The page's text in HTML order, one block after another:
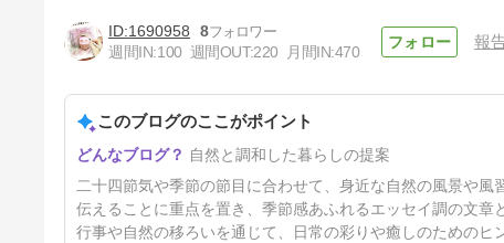
「清明」2026.を迎え
4ヶ月前
1690958
8
週間IN:100 週間OUT:220 月間IN:470
報
このブログのここがポイント
自然と調和した暮らしの提案
二十四節気や季節の節目に合わせて、身近な自然の風景や
伝えることに重点を置き、季節感あふれるエッセイ調の文
行事や自然の移ろいを通じて、日常の彩りや癒しのためのヒ